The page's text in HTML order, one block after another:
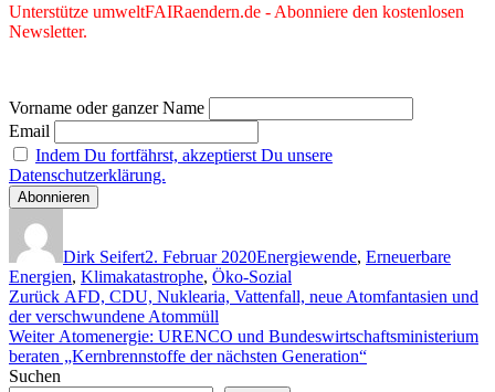
Unterstütze umweltFAIRaendern.de - Abonniere den kostenlosen
Newsletter.
Vorname oder ganzer Name
Email
Indem Du fortfährst, akzeptierst Du unsere
Datenschutzerklärung.
Dirk Seifert2. Februar 2020Energiewende, Erneuerbare
Energien, Klimakatastrophe, Öko-Sozial
Beitragsnavigation
Zurück Vorheriger
Beitrag:
AFD, CDU, Nuklearia, Vattenfall, neue Atomfantasien und
der verschwundene Atommüll
Weiter Nächster
Beitrag:
Atomenergie: URENCO und Bundeswirtschaftsministerium
beraten „Kernbrennstoffe der nächsten Generation“
Suchen